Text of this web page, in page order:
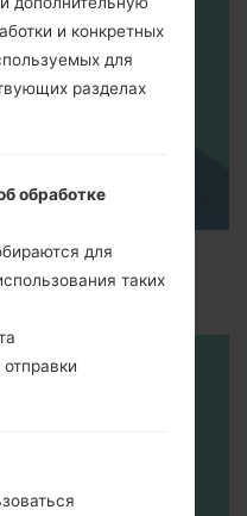
Options & USB
LG ?
и конкретных
для
разделах
обработке
для
таких